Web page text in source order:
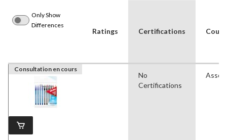
Only Show
Differences
Ratings Certifications
Consultation en cours
No
Certifications